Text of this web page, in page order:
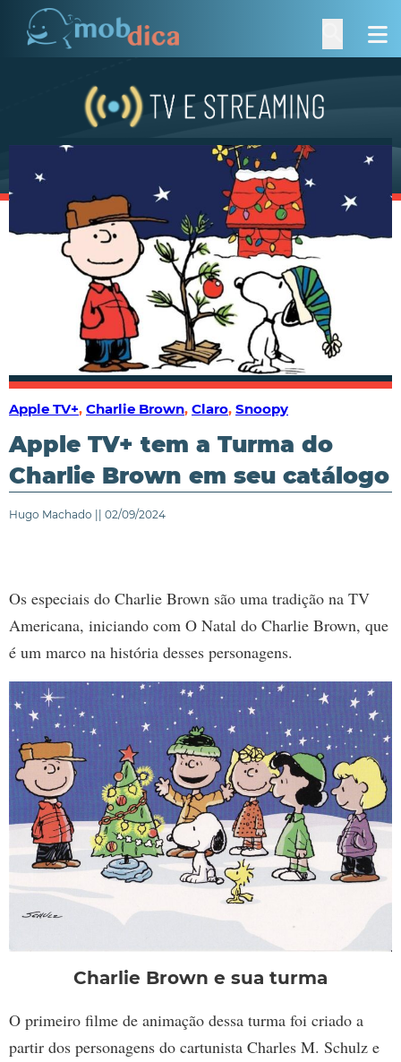
Apple TV+, Charlie Brown, Claro, Snoopy
Apple TV+ tem a Turma do
Charlie Brown em seu catálogo
Hugo Machado || 02/09/2024
Os especiais do Charlie Brown são uma tradição na TV
Americana, iniciando com O Natal do Charlie Brown, que
é um marco na história desses personagens.
Charlie Brown e sua turma
O primeiro filme de animação dessa turma foi criado a
partir dos personagens do cartunista Charles M. Schulz e